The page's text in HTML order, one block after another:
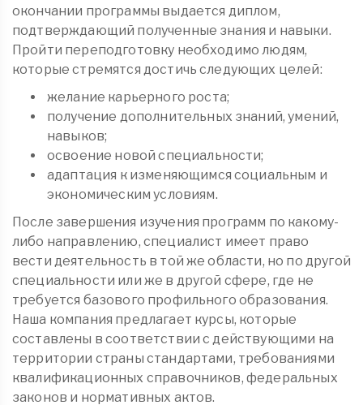
окончании программы выдается диплом,
подтверждающий полученные знания и навыки.
Пройти переподготовку необходимо людям,
которые стремятся достичь следующих целей:
желание карьерного роста;
получение дополнительных знаний, умений,
навыков;
освоение новой специальности;
адаптация к изменяющимся социальным и
экономическим условиям.
После завершения изучения программ по какому-
либо направлению, специалист имеет право
вести деятельность в той же области, но по другой
специальности или же в другой сфере, где не
требуется базового профильного образования.
Наша компания предлагает курсы, которые
составлены в соответствии с действующими на
территории страны стандартами, требованиями
квалификационных справочников, федеральных
законов и нормативных актов.